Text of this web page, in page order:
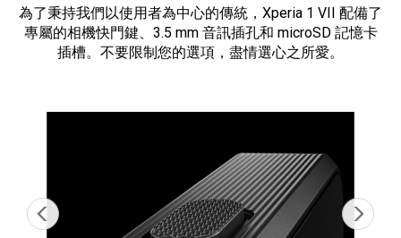
為了秉持我們以使用者為中心的傳統，Xperia 1 VII 配備了
專屬的相機快門鍵、3.5 mm 音訊插孔和 microSD 記憶卡
插槽。不要限制您的選項，盡情選心之所愛。